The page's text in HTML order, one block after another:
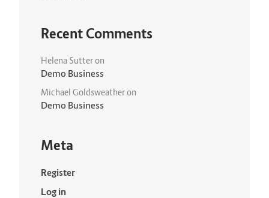
Recent Comments
Helena Sutteron
Demo Business
Michael Goldsweatheron
Demo Business
Meta
Register
Log in